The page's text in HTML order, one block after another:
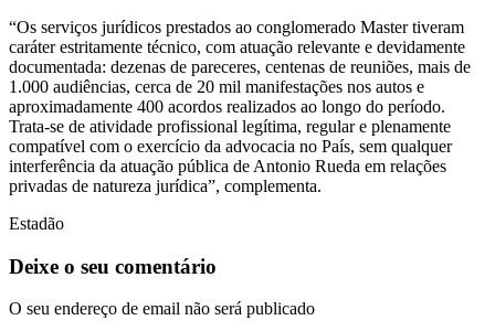
“Os serviços jurídicos prestados ao conglomerado Master tiveram
caráter estritamente técnico, com atuação relevante e devidamente
documentada: dezenas de pareceres, centenas de reuniões, mais de
1.000 audiências, cerca de 20 mil manifestações nos autos e
aproximadamente 400 acordos realizados ao longo do período.
Trata-se de atividade profissional legítima, regular e plenamente
compatível com o exercício da advocacia no País, sem qualquer
interferência da atuação pública de Antonio Rueda em relações
privadas de natureza jurídica”, complementa.
Estadão
Deixe o seu comentário
O seu endereço de email não será publicado